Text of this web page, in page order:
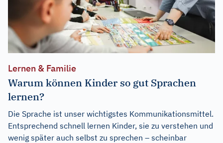
Lernen & Familie
Warum können Kinder so gut Sprachen
lernen?
Die Sprache ist unser wichtigstes Kommunikationsmittel.
Entsprechend schnell lernen Kinder, sie zu verstehen und
wenig später auch selbst zu sprechen – scheinbar